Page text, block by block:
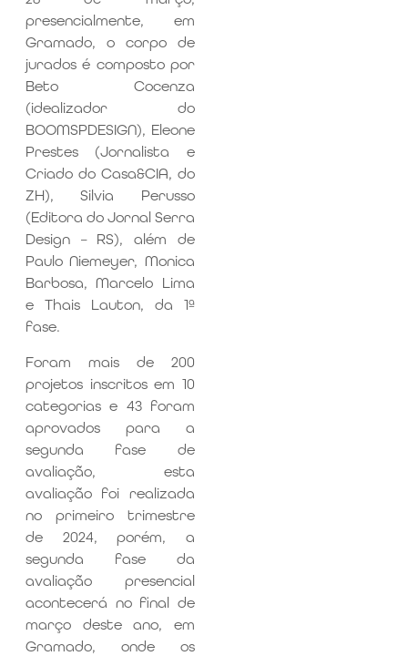
presencialmente, em
Gramado, o corpo de
jurados é composto por
Beto Cocenza
(idealizador do
BOOMSPDESIGN), Eleone
Prestes (Jornalista e
Criado do Casa&CIA, do
ZH), Silvia Perusso
(Editora do Jornal Serra
Design – RS), além de
Paulo Niemeyer, Monica
Barbosa, Marcelo Lima
e Thais Lauton, da 1ª
fase.
Foram mais de 200
projetos inscritos em 10
categorias e 43 foram
aprovados para a
segunda fase de
avaliação, esta
avaliação foi realizada
no primeiro trimestre
de 2024, porém, a
segunda fase da
avaliação presencial
acontecerá no final de
março deste ano, em
Gramado, onde os